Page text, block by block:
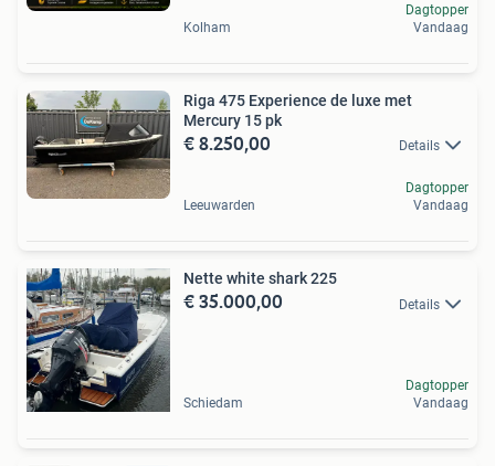
Kolham
Dagtopper
Vandaag
Riga 475 Experience de luxe met
Mercury 15 pk
€ 8.250,00 Details
Leeuwarden
Dagtopper
Vandaag
Nette white shark 225
€ 35.000,00 Details
Schiedam
Dagtopper
Vandaag